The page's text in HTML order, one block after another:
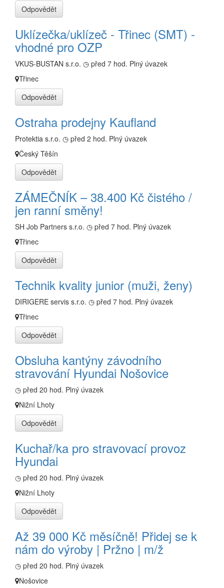
Odpovědět
Uklízečka/uklízeč - Třinec (SMT) -
vhodné pro OZP
VKUS-BUSTAN s.r.o. ◷ před 7 hod. Plný úvazek
Třinec
Odpovědět
Ostraha prodejny Kaufland
Protektia s.r.o. ◷ před 2 hod. Plný úvazek
Český Těšín
Odpovědět
ZÁMEČNÍK – 38.400 Kč čistého /
jen ranní směny!
SH Job Partners s.r.o. ◷ před 7 hod. Plný úvazek
Třinec
Odpovědět
Technik kvality junior (muži, ženy)
DIRIGERE servis s.r.o. ◷ před 7 hod. Plný úvazek
Třinec
Odpovědět
Obsluha kantýny závodního
stravování Hyundai Nošovice
◷ před 20 hod. Plný úvazek
Nižní Lhoty
Odpovědět
Kuchař/ka pro stravovací provoz
Hyundai
◷ před 20 hod. Plný úvazek
Nižní Lhoty
Odpovědět
Až 39 000 Kč měsíčně! Přidej se k
nám do výroby | Pržno | m/ž
◷ před 20 hod. Plný úvazek
Nošovice